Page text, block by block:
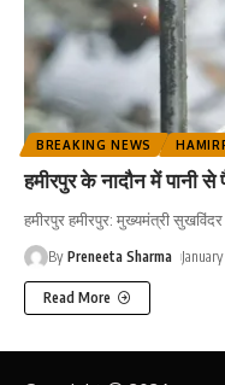
BREAKING NEWS
हमीरपुर के नादौन में पानी से
हमीरपुर हमीरपुर: मुख्यमंत्री
By Preneeta Sharma
Read More